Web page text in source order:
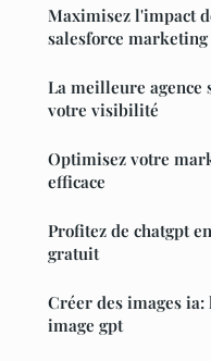
Maximisez l'impact
salesforce marketing
La meilleure agence
votre visibilité
Optimisez votre
efficace
Profitez de chatgpt
gratuit
Créer des images
image gpt